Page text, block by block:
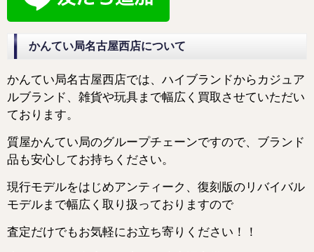
かんてい局名古屋西店について
かんてい局名古屋西店では、ハイブランドからカジュア
ルブランド、雑貨や玩具まで幅広く買取させていただい
ております。
質屋かんてい局のグループチェーンですので、ブランド
品も安心してお持ちください。
現行モデルをはじめアンティーク、復刻版のリバイバル
モデルまで幅広く取り扱っておりますので
査定だけでもお気軽にお立ち寄りください！！